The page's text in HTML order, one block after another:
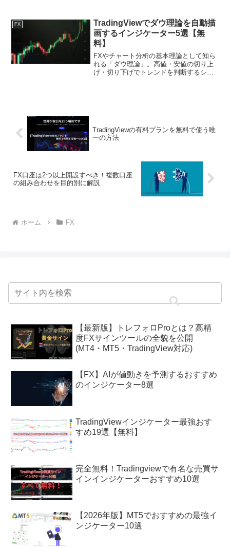
損切りラインが遠くなり、エントリーが
しづらくなるのです。...
FX
TradingViewでダウ理論を自動描
画するインジケーター5選【無
料】
FXやチャート分析の基本理論として知ら
れる「ダウ理論」。高値・安値の切り上
げ・切り下げでトレンドを判断するシン
TradingViewの有料プランを無料で使う唯
一の方法
FX口座は2つ以上開設すべき！複数口座
の組み合わせを目的別に解説
ホーム FX
【最新版】トレフォロProとは？高精
度FXサインツールの全貌を公開
(MT4・MT5・TradingView対応)
【FX】AIが値動きを予測するおすすめ
のインジケーター8選
TradingViewインジケーター最強おす
すめ19選【無料】
完全無料！Tradingviewで有名な売買サ
インインジケーターおすすめ10選
【2026年版】MT5でおすすめの最強イ
ンジケーター10選